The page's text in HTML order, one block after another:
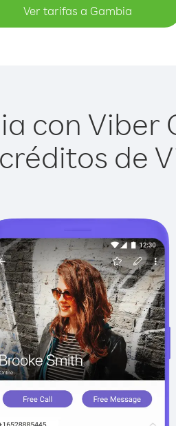
Ver tarifas a Gambia
con Viber
de